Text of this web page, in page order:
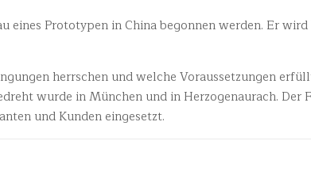
Prototypen in China begonnen werden. Er
herrschen und welche Voraussetzungen
wurde in München und in Herzogenaurach. Der
und Kunden eingesetzt.